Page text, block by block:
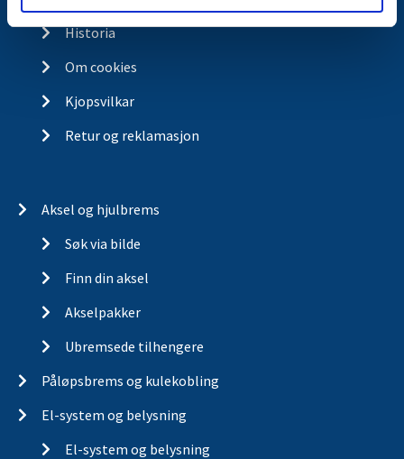
Historia
Om cookies
Kjopsvilkar
Retur og reklamasjon
Aksel og hjulbrems
Søk via bilde
Finn din aksel
Akselpakker
Ubremsede tilhengere
Påløpsbrems og kulekobling
El-system og belysning
El-system og belysning